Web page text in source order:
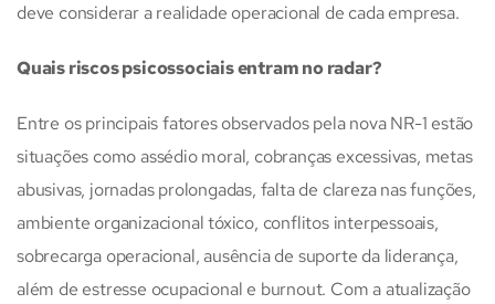
deve considerar a realidade operacional de cada empresa.
Quais riscos psicossociais entram no radar?
Entre os principais fatores observados pela nova NR-1 estão
situações como assédio moral, cobranças excessivas, metas
abusivas, jornadas prolongadas, falta de clareza nas funções,
ambiente organizacional tóxico, conflitos interpessoais,
sobrecarga operacional, ausência de suporte da liderança,
além de estresse ocupacional e burnout. Com a atualização